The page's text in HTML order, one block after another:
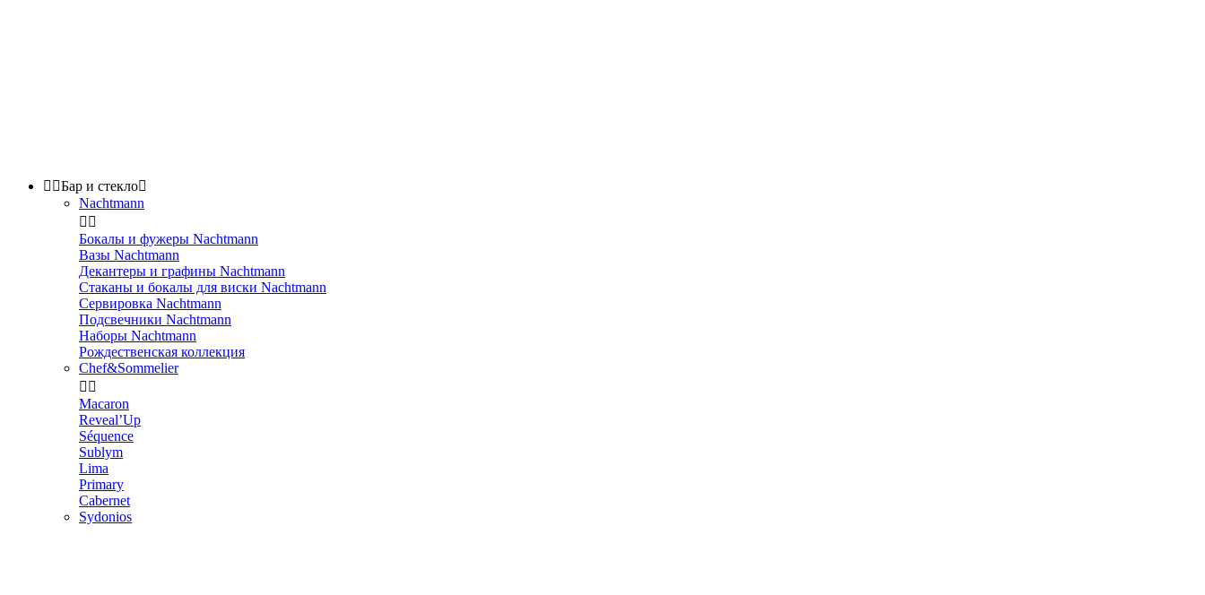
 Бар и стекло
Nachtmann
 
Бокалы и фужеры Nachtmann
Вазы Nachtmann
Декантеры и графины Nachtmann
Стаканы и бокалы для виски Nachtmann
Сервировка Nachtmann
Подсвечники Nachtmann
Наборы Nachtmann
Рождественская коллекция
Chef&Sommelier
 
Macaron
Reveal’Up
Séquence
Sublym
Lima
Primary
Cabernet
Sydonios